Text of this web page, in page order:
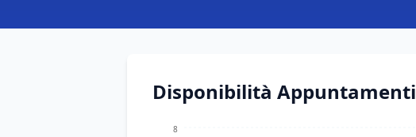
Disponibilità Appuntamenti
8